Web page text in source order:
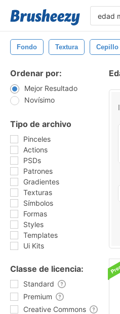
Fondo Textura Cepillo
Ordenar por:
Mejor Resultado
Novísimo
Tipo de archivo
Pinceles
Actions
PSDs
Patrones
Gradientes
Texturas
Símbolos
Formas
Styles
Templates
Ui Kits
Classe de licencia:
Standard
Premium
Creative Commons